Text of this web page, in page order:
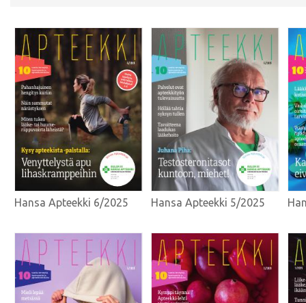
Hansa Apteekki 6/2025 Hansa Apteekki 5/2025